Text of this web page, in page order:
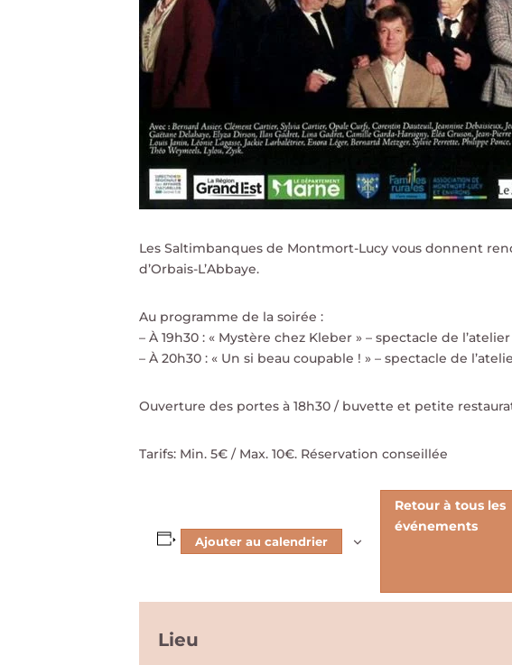
Les Saltimbanques de Montmort-Lucy vous donnent
d’Orbais-L’Abbaye.
Au programme de la soirée :
– À 19h30 : « Mystère chez Kleber » – spectacle de
– À 20h30 : « Un si beau coupable ! » – spectacle de
Ouverture des portes à 18h30 / buvette et petite
Tarifs: Min. 5€ / Max. 10€. Réservation conseillée
Ajouter au calendrier
Lieu
Retour à tous les
événements